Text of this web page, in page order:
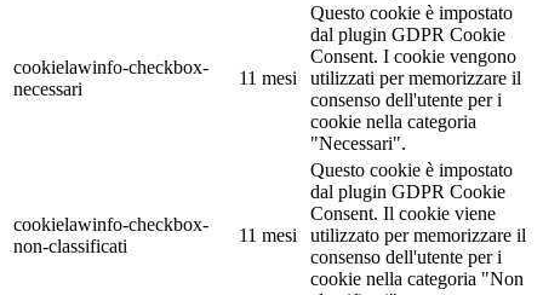
cookielawinfo-checkbox-
necessari
11 mesi
Questo cookie è impostato
dal plugin GDPR Cookie
Consent. I cookie vengono
utilizzati per memorizzare il
consenso dell'utente per i
cookie nella categoria
"Necessari".
cookielawinfo-checkbox-
non-classificati
11 mesi
Questo cookie è impostato
dal plugin GDPR Cookie
Consent. Il cookie viene
utilizzato per memorizzare il
consenso dell'utente per i
cookie nella categoria "Non